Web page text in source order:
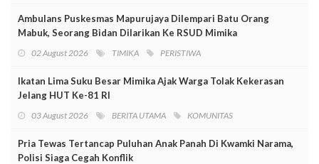
Ambulans Puskesmas Mapurujaya Dilempari Batu Orang
Mabuk, Seorang Bidan Dilarikan Ke RSUD Mimika
02 August 2026 TIMIKA PERISTIWA
Ikatan Lima Suku Besar Mimika Ajak Warga Tolak Kekerasan
Jelang HUT Ke-81 RI
03 August 2026 BERITA UTAMA KOMUNITAS
Pria Tewas Tertancap Puluhan Anak Panah Di Kwamki Narama,
Polisi Siaga Cegah Konflik